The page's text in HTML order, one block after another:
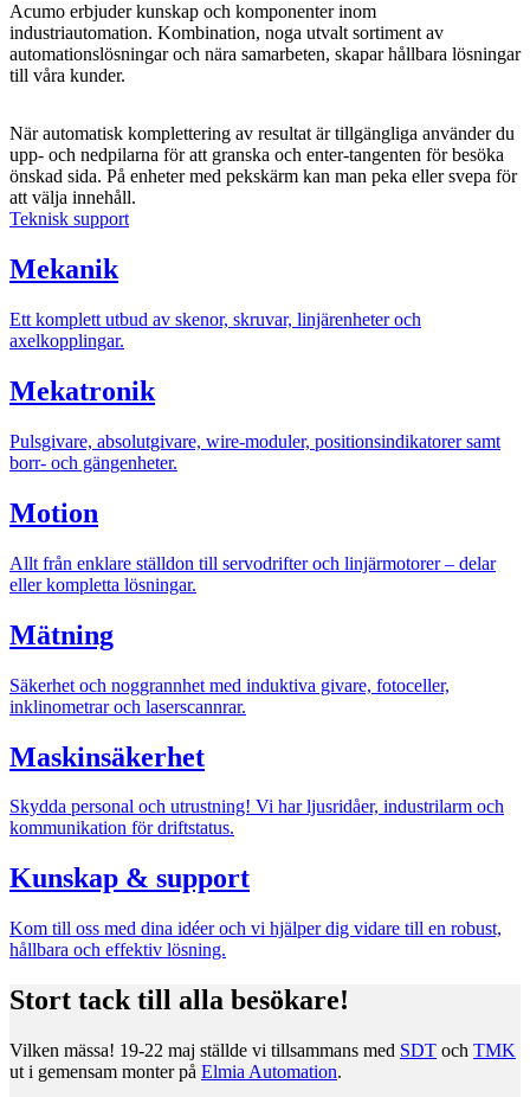
Mekanik
LinjärenheterAxelkopplingar
Positionsvisare / Mätklockor
Pulsgivare / EncodersWire-moduler
LinjärmotorerServodrifterRoterande ställdon
Mätning
Givare
Ljusridåer Ljustorn
Varningsljus
Acumo erbjuder kunskap och komponenter inom
industriautomation. Kombination, noga utvalt sortiment av
automationslösningar och nära samarbeten, skapar hållbara lösningar
till våra kunder.
När automatisk komplettering av resultat är tillgängliga använder du
upp- och nedpilarna för att granska och enter-tangenten för besöka
önskad sida. På enheter med pekskärm kan man peka eller svepa för
att välja innehåll.
Teknisk support
Mekanik
Ett komplett utbud av skenor, skruvar, linjärenheter och
axelkopplingar.
Mekatronik
Pulsgivare, absolutgivare, wire-moduler, positionsindikatorer samt
borr- och gängenheter.
Motion
Allt från enklare ställdon till servodrifter och linjärmotorer – delar
eller kompletta lösningar.
Mätning
Säkerhet och noggrannhet med induktiva givare, fotoceller,
inklinometrar och laserscannrar.
Maskinsäkerhet
Skydda personal och utrustning! Vi har ljusridåer, industrilarm och
kommunikation för driftstatus.
Kunskap & support
Kom till oss med dina idéer och vi hjälper dig vidare till en robust,
hållbara och effektiv lösning.
Stort tack till alla besökare!
Vilken mässa! 19-22 maj ställde vi tillsammans med SDT och TMK
ut i gemensam monter på Elmia Automation.